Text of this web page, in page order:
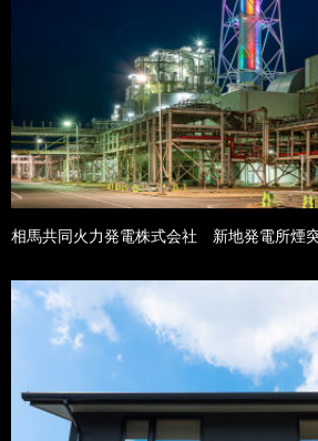
相馬共同火力発電株式会社 新地発電所煙